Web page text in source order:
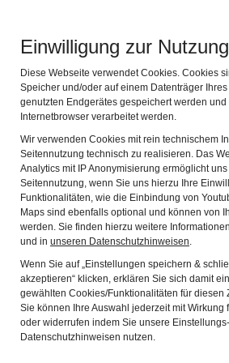
Einwilligung zur
Diese Webseite verwendet Cookies. Cookies
Speicher und/oder auf einem Datenträger
genutzten Endgerätes gespeichert werden
Internetbrowser verarbeitet werden.
Wir verwenden Cookies mit rein technischem
Seitennutzung technisch zu realisieren. Das
Analytics mit IP Anonymisierung ermöglicht
Seitennutzung, wenn Sie uns hierzu Ihre
Funktionalitäten, wie die Einbindung von
Maps sind ebenfalls optional und können von
werden. Sie finden hierzu weitere
und in unseren Datenschutzhinweisen.
Wenn Sie auf „Einstellungen speichern &
akzeptieren“ klicken, erklären Sie sich damit
gewählten Cookies/Funktionalitäten für diesen
Sie können Ihre Auswahl jederzeit mit Wirkung
oder widerrufen indem Sie unsere
Datenschutzhinweisen nutzen.
MUSEUM FÜR DIE KELTISCH-RÖMISCHE
ANREISE
AUTO
Sie erreichen uns von Westen über
von Norden über die Staatsstraße
Osten über die Staatstraße 2095. Für